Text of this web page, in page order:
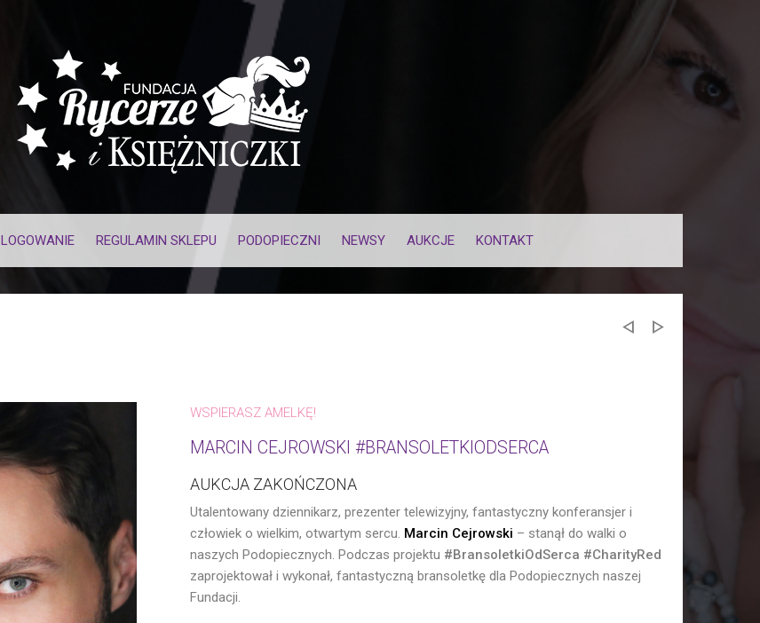
LOGOWANIE REGULAMIN SKLEPU PODOPIECZNI NEWSY AUKCJE KONTAKT
WSPIERASZ AMELKĘ!
MARCIN CEJROWSKI #BRANSOLETKIODSERCA
AUKCJA ZAKOŃCZONA
Utalentowany dziennikarz, prezenter telewizyjny, fantastyczny konferansjer i
człowiek o wielkim, otwartym sercu. Marcin Cejrowski – stanął do walki o
naszych Podopiecznych. Podczas projektu #BransoletkiOdSerca #CharityRed
zaprojektował i wykonał, fantastyczną bransoletkę dla Podopiecznych naszej
Fundacji.